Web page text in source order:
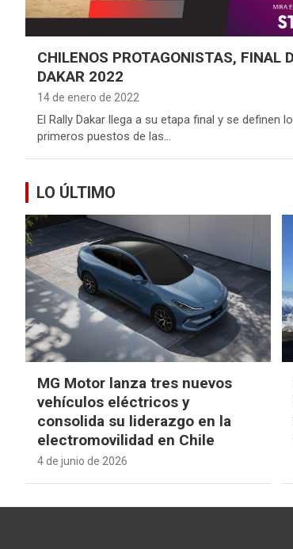
CHILENOS PROTAGONISTAS, FINAL
DAKAR 2022
14 de enero de 2022
El Rally Dakar llega a su etapa final y se definen
primeros puestos de las…
LO ÚLTIMO
MG Motor lanza tres nuevos
vehículos eléctricos y
consolida su liderazgo en la
electromovilidad en Chile
4 de junio de 2026